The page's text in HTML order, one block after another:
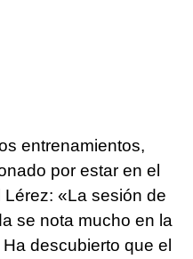
entrenamientos,
por estar en el
«La sesión de
se nota mucho en la
descubierto que el